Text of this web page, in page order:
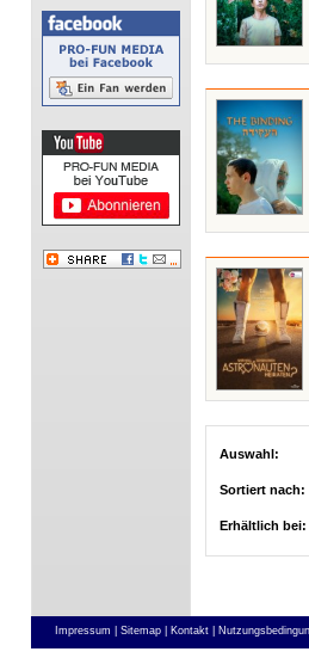
Auswahl:
Sortiert nach:
Erhältlich bei:
Impressum | Sitemap | Kontakt |